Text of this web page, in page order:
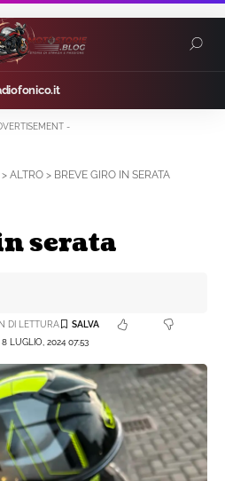
-
> ALTRO > BREVE GIRO IN SERATA
serata
LUGLIO, 2024 07:53
DI LETTURA